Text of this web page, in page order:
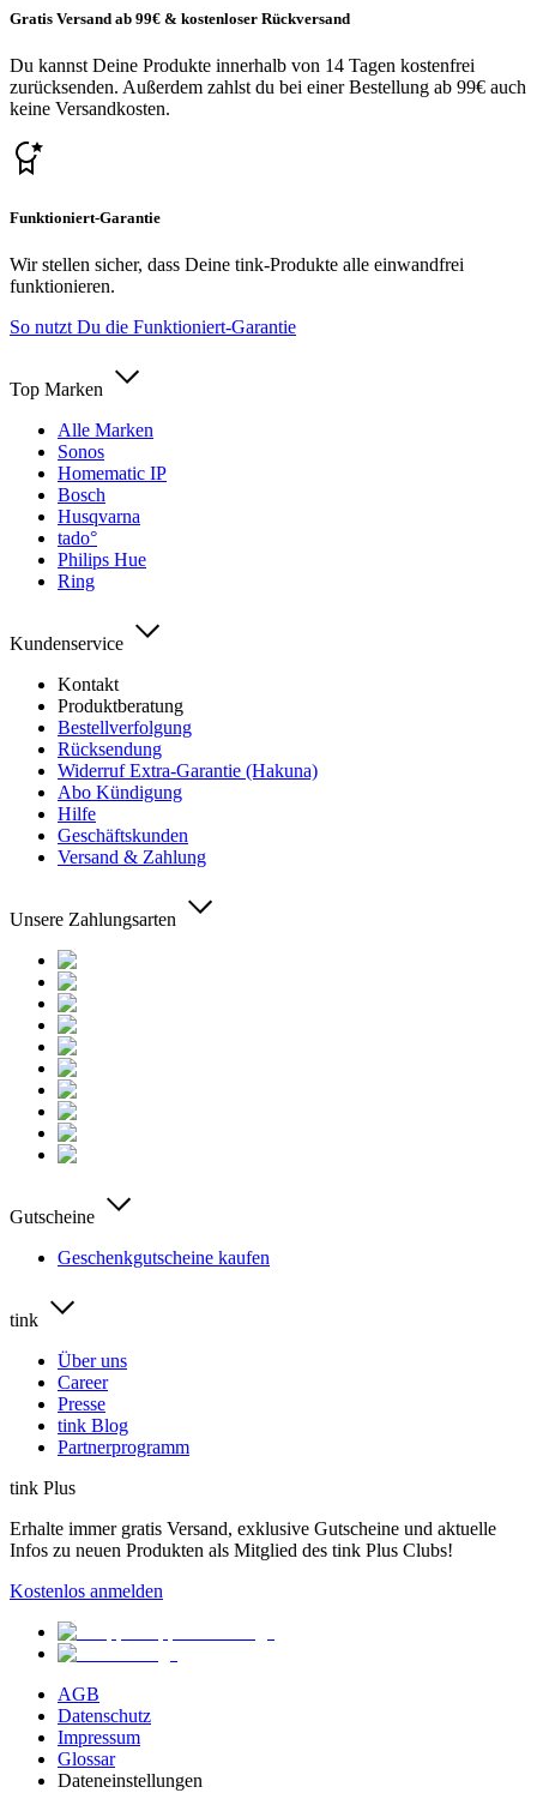
Gratis Versand ab 99€ & kostenloser Rückversand
Du kannst Deine Produkte innerhalb von 14 Tagen kostenfrei
zurücksenden. Außerdem zahlst du bei einer Bestellung ab 99€ auch
keine Versandkosten.
Funktioniert-Garantie
Wir stellen sicher, dass Deine tink-Produkte alle einwandfrei
funktionieren.
So nutzt Du die Funktioniert-Garantie
Top Marken
Alle Marken
Sonos
Homematic IP
Bosch
Husqvarna
tado°
Philips Hue
Ring
Kundenservice
Kontakt
Produktberatung
Bestellverfolgung
Rücksendung
Widerruf Extra-Garantie (Hakuna)
Abo Kündigung
Hilfe
Geschäftskunden
Versand & Zahlung
Unsere Zahlungsarten
Gutscheine
Geschenkgutscheine kaufen
tink
Über uns
Career
Presse
tink Blog
Partnerprogramm
tink Plus
Erhalte immer gratis Versand, exklusive Gutscheine und aktuelle
Infos zu neuen Produkten als Mitglied des tink Plus Clubs!
Kostenlos anmelden
AGB
Datenschutz
Impressum
Glossar
Dateneinstellungen